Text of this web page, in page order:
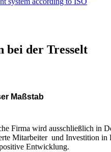
der Tresselt
Maßstab
Firma wird ausschließlich in
Mitarbeiter und Investition in
Entwicklung.